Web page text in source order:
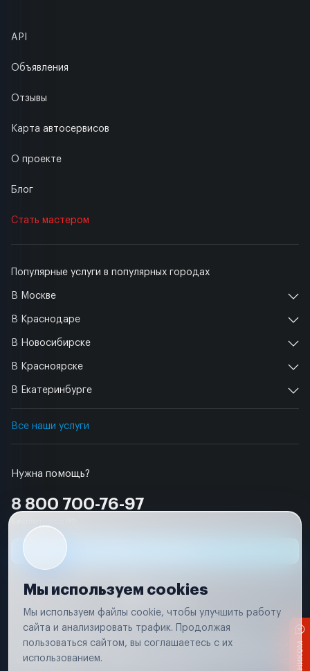
Нужна помощь?
8 800 700-76-97
Популярные услуги в популярных городах
В Москве
В Краснодаре
В Новосибирске
В Красноярске
В Екатеринбурге
Все наши услуги
API
Объявления
Отзывы
Карта автосервисов
О проекте
Блог
Стать мастером
Условия использования
Удаление аккаунта
Вся информация, представленная на сайте, носит исключительно
соответствии с положениями статьи 437 (п. 2) Гражданского кодекса
Мы используем cookies
Мы используем файлы cookie, чтобы улучшить работу
сайта и анализировать трафик. Продолжая
пользоваться сайтом, вы соглашаетесь с их
использованием.